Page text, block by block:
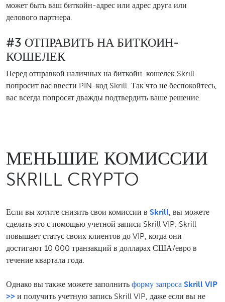
может быть ваш биткойн-адрес или адрес друга или
делового партнера.
#3 ОТПРАВИТЬ НА БИТКОИН-
КОШЕЛЕК
Перед отправкой наличных на биткойн-кошелек Skrill
попросит вас ввести PIN-код Skrill. Так что не беспокойтесь,
вас всегда попросят дважды подтвердить ваше решение.
МЕНЬШИЕ КОМИССИИ
SKRILL CRYPTO
Если вы хотите снизить свои комиссии в Skrill , вы можете
сделать это с помощью учетной записи Skrill VIP. Skrill
повышает статус своих клиентов до VIP, когда они
достигают 10 000 транзакций в долларах США/евро в
течение квартала года.
Однако вы также можете заполнить форму запроса Skrill VIP
>> и получить учетную запись Skrill VIP, даже если вы не